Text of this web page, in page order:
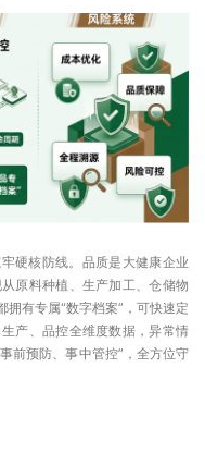
硬核防线。品质是大健康企业
原料种植、生产加工、仓储物
有专属“数字档案”，可快速定
产、品控全维度数据，异常情
前预防、事中管控”，全方位守